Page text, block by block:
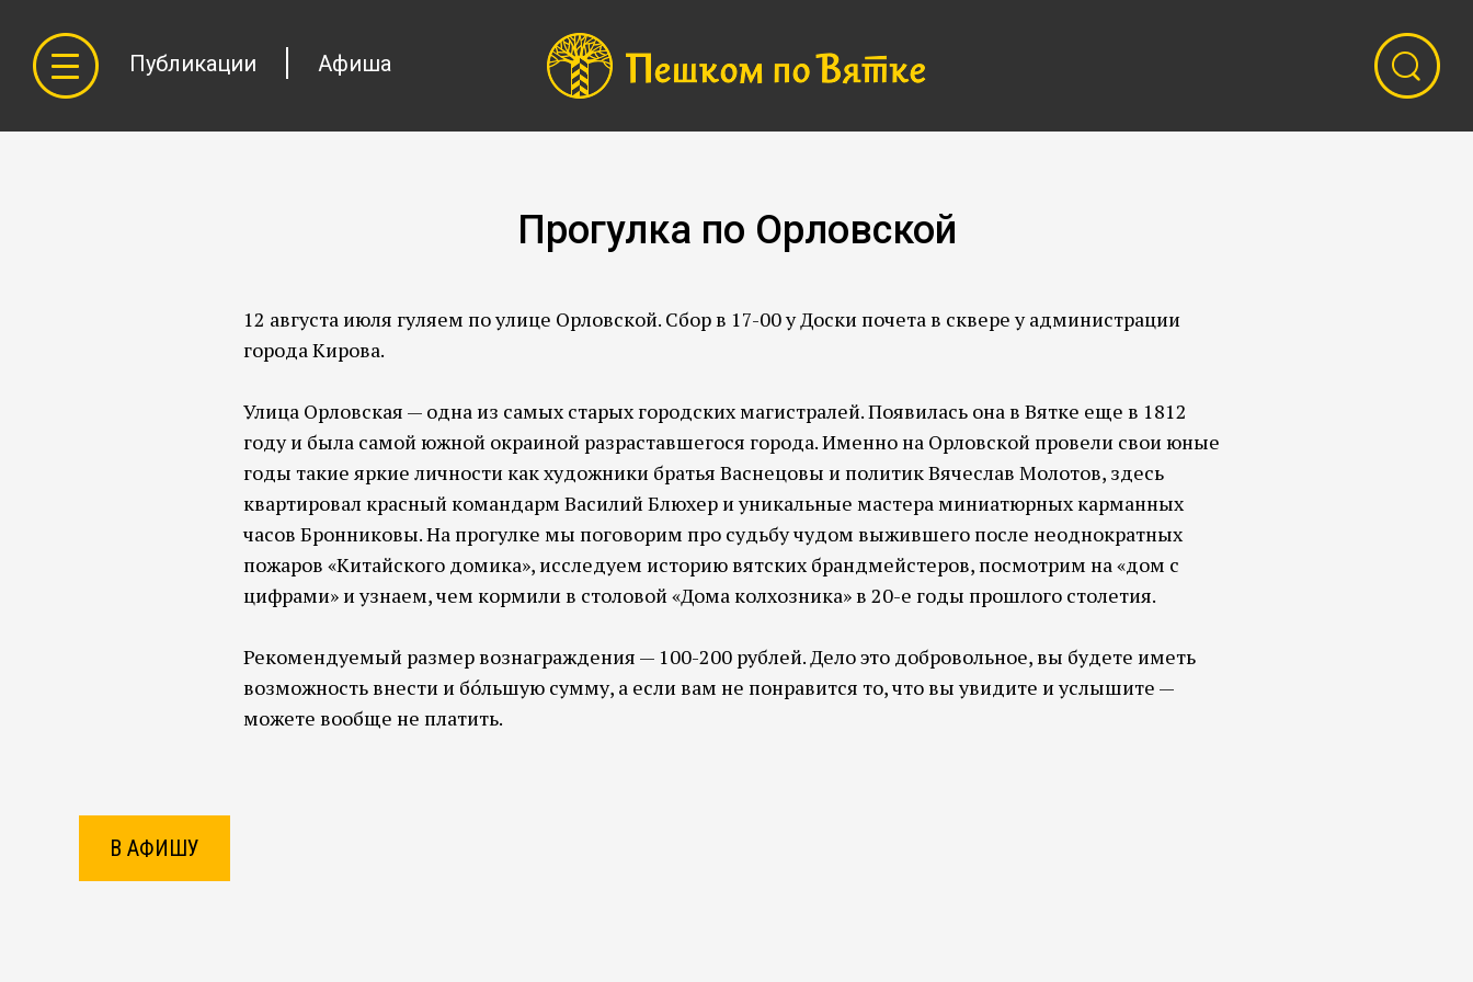
Публикации Афиша
Прогулка по Орловской
12 августа июля гуляем по улице Орловской. Сбор в 17-00 у Доски почета в сквере у администрации
города Кирова.
Улица Орловская — одна из самых старых городских магистралей. Появилась она в Вятке еще в 1812
году и была самой южной окраиной разраставшегося города. Именно на Орловской провели свои юные
годы такие яркие личности как художники братья Васнецовы и политик Вячеслав Молотов, здесь
квартировал красный командарм Василий Блюхер и уникальные мастера миниатюрных карманных
часов Бронниковы. На прогулке мы поговорим про судьбу чудом выжившего после неоднократных
пожаров «Китайского домика», исследуем историю вятских брандмейстеров, посмотрим на «дом с
цифрами» и узнаем, чем кормили в столовой «Дома колхозника» в 20-е годы прошлого столетия.
Рекомендуемый размер вознаграждения — 100-200 рублей. Дело это добровольное, вы будете иметь
возможность внести и бо́льшую сумму, а если вам не понравится то, что вы увидите и услышите —
можете вообще не платить.
В АФИШУ